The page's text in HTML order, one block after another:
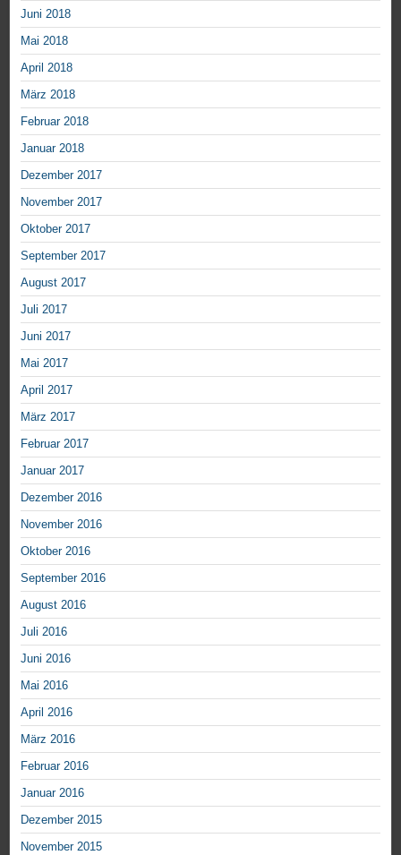
Juni 2018
Mai 2018
April 2018
März 2018
Februar 2018
Januar 2018
Dezember 2017
November 2017
Oktober 2017
September 2017
August 2017
Juli 2017
Juni 2017
Mai 2017
April 2017
März 2017
Februar 2017
Januar 2017
Dezember 2016
November 2016
Oktober 2016
September 2016
August 2016
Juli 2016
Juni 2016
Mai 2016
April 2016
März 2016
Februar 2016
Januar 2016
Dezember 2015
November 2015